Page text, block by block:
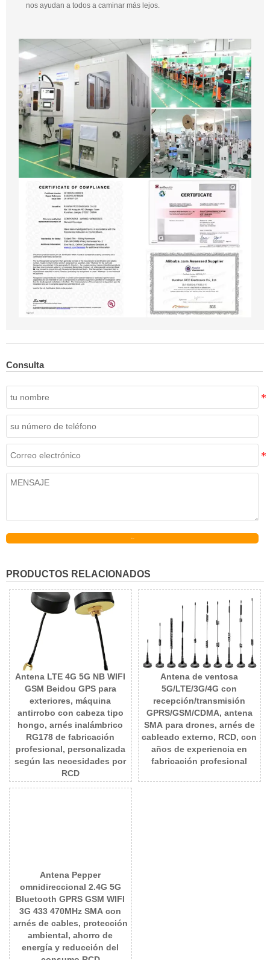
nos ayudan a todos a caminar más lejos.
Consulta
PRODUCTOS RELACIONADOS
Antena LTE 4G 5G NB WIFI
GSM Beidou GPS para
exteriores, máquina
antirrobo con cabeza tipo
hongo, arnés inalámbrico
RG178 de fabricación
profesional, personalizada
según las necesidades por
RCD
Antena de ventosa
5G/LTE/3G/4G con
recepción/transmisión
GPRS/GSM/CDMA, antena
SMA para drones, arnés de
cableado externo, RCD, con
años de experiencia en
fabricación profesional
Antena Pepper
omnidireccional 2.4G 5G
Bluetooth GPRS GSM WIFI
3G 433 470MHz SMA con
arnés de cables, protección
ambiental, ahorro de
energía y reducción del